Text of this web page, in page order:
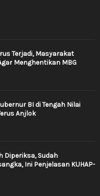
Terjadi, Masyarakat
Menghentikan MBG
BI di Tengah Nilai
Anjlok
Diperiksa, Sudah
Ini Penjelasan KUHAP-